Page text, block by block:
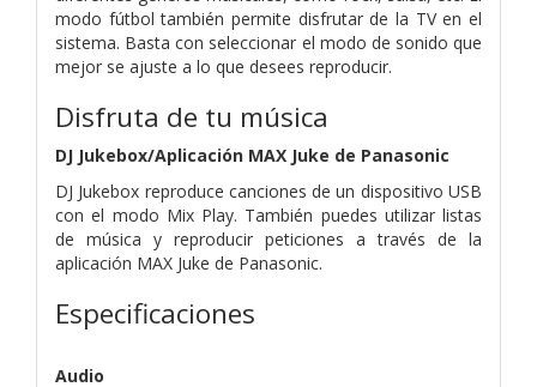
modo fútbol también permite disfrutar de la TV en el
sistema. Basta con seleccionar el modo de sonido que
mejor se ajuste a lo que desees reproducir.
Disfruta de tu música
DJ Jukebox/Aplicación MAX Juke de Panasonic
DJ Jukebox reproduce canciones de un dispositivo USB
con el modo Mix Play. También puedes utilizar listas
de música y reproducir peticiones a través de la
aplicación MAX Juke de Panasonic.
Especificaciones
Audio